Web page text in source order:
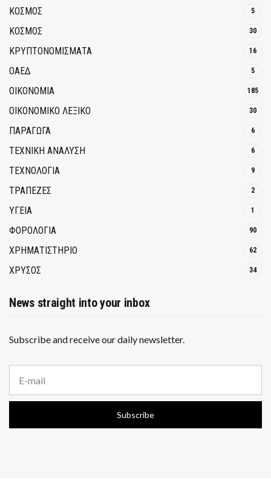
ΚΟΣΜΟΣ 5
ΚΟΣΜΟΣ 30
ΚΡΥΠΤΟΝΟΜΊΣΜΑΤΑ 16
ΟΑΕΔ 5
ΟΙΚΟΝΟΜΙΑ 185
ΟΙΚΟΝΟΜΙΚΟ ΛΕΞΙΚΟ 30
ΠΑΡΑΓΩΓΑ 6
ΤΕΧΝΙΚΗ ΑΝΑΛΥΣΗ 6
ΤΕΧΝΟΛΟΓΙΑ 9
ΤΡΆΠΕΖΕΣ 2
ΥΓΕΙΑ 1
ΦΟΡΟΛΟΓΙΑ 90
ΧΡΗΜΑΤΙΣΤΗΡΙΟ 62
ΧΡΥΣΟΣ 34
News straight into your inbox
Subscribe and receive our daily newsletter.
a
i
a
Subscribe